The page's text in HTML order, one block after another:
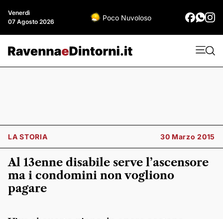
Venerdì
07 Agosto 2026
Poco Nuvoloso
LA STORIA 30 Marzo 2015
Al 13enne disabile serve l’ascensore
ma i condomini non vogliono
pagare